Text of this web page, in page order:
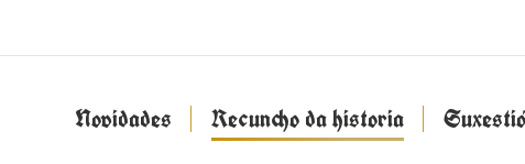
Novidades Recuncho da historia
Novidades Recuncho da historia